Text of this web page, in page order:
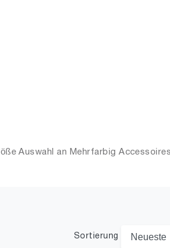
Auswahl an Mehrfarbig
Sortierung